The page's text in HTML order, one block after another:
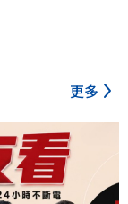
更多